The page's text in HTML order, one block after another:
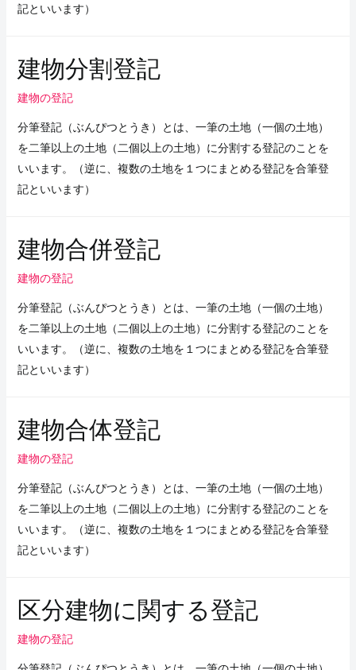
記といいます）
建物分割登記
建物の登記
分筆登記（ぶんぴつとうき）とは、一筆の土地（一個の土地）
を二筆以上の土地（二個以上の土地）に分割する登記のことを
いいます。（逆に、複数の土地を１つにまとめる登記を合筆登
記といいます）
建物合併登記
建物の登記
分筆登記（ぶんぴつとうき）とは、一筆の土地（一個の土地）
を二筆以上の土地（二個以上の土地）に分割する登記のことを
いいます。（逆に、複数の土地を１つにまとめる登記を合筆登
記といいます）
建物合体登記
建物の登記
分筆登記（ぶんぴつとうき）とは、一筆の土地（一個の土地）
を二筆以上の土地（二個以上の土地）に分割する登記のことを
いいます。（逆に、複数の土地を１つにまとめる登記を合筆登
記といいます）
区分建物に関する登記
建物の登記